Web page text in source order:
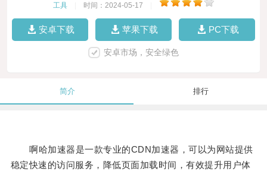
工具 时间：2024-05-17
安卓下载 苹果下载 PC下载
安卓市场，安全绿色
简介 排行
啊哈加速器是一款专业的CDN加速器，可以为网站提供
稳定快速的访问服务，降低页面加载时间，有效提升用户体